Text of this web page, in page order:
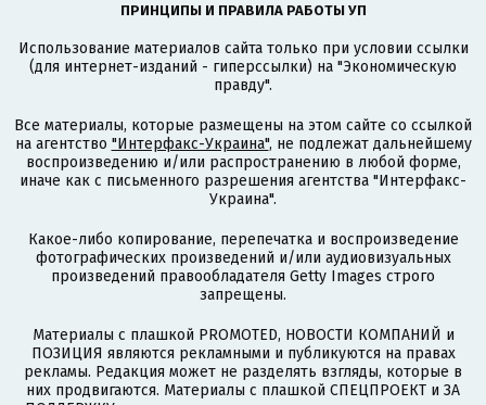
ПРИНЦИПЫ И ПРАВИЛА РАБОТЫ УП
Использование материалов сайта только при условии ссылки
(для интернет-изданий - гиперссылки) на "Экономическую
правду".
Все материалы, которые размещены на этом сайте со ссылкой
на агентство "Интерфакс-Украина", не подлежат дальнейшему
воспроизведению и/или распространению в любой форме,
иначе как с письменного разрешения агентства "Интерфакс-
Украина".
Какое-либо копирование, перепечатка и воспроизведение
фотографических произведений и/или аудиовизуальных
произведений правообладателя Getty Images строго
запрещены.
Материалы с плашкой PROMOTED, НОВОСТИ КОМПАНИЙ и
ПОЗИЦИЯ являются рекламными и публикуются на правах
рекламы. Редакция может не разделять взгляды, которые в
них продвигаются. Материалы с плашкой СПЕЦПРОЕКТ и ЗА